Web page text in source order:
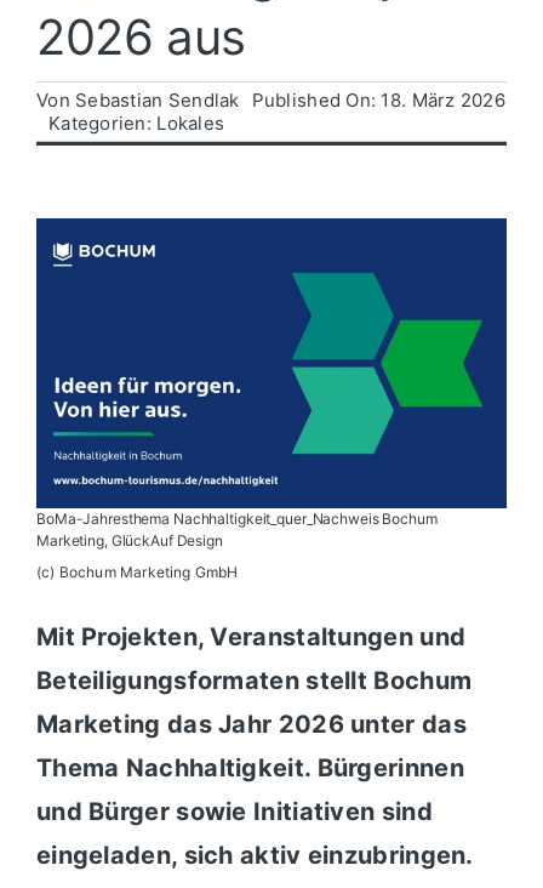
Politik
Wirtschaft
2026 aus
Von Sebastian Sendlak
Published On: 18. März 2026
Kategorien: Lokales
BoMa-Jahresthema Nachhaltigkeit_quer_Nachweis Bochum
Marketing, GlückAuf Design
(c) Bochum Marketing GmbH
Mit Projekten, Veranstaltungen und
Beteiligungsformaten stellt Bochum
Marketing das Jahr 2026 unter das
Thema Nachhaltigkeit. Bürgerinnen
und Bürger sowie Initiativen sind
eingeladen, sich aktiv einzubringen.